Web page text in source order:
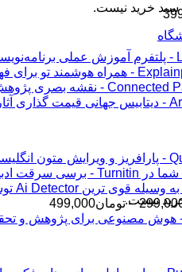
خرید نیست.
نیست.
محدوده
تا
تومان399,000
– تومان499,000محدوده
قیمت: